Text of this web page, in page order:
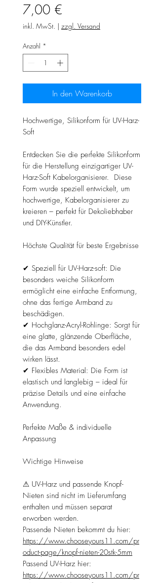
7,00 €
inkl. MwSt. | zzgl. Versand
Anzahl *
In den Warenkorb
Hochwertige, Silikonform für UV-Harz-
Soft
Entdecken Sie die perfekte Silikonform
für die Herstellung einzigartiger UV-
Harz-Soft Kabelorganisierer. Diese
Form wurde speziell entwickelt, um
hochwertige, Kabelorganisierer zu
kreieren – perfekt für Dekoliebhaber
und DIY-Künstler.
Höchste Qualität für beste Ergebnisse
✔ Speziell für UV-Harz-soft: Die
besonders weiche Silikonform
ermöglicht eine einfache Entformung,
ohne das fertige Armband zu
beschädigen.
✔ Hochglanz-Acryl-Rohlinge: Sorgt für
eine glatte, glänzende Oberfläche,
die das Armband besonders edel
wirken lässt.
✔ Flexibles Material: Die Form ist
elastisch und langlebig – ideal für
präzise Details und eine einfache
Anwendung.
Perfekte Maße & individuelle
Anpassung
Wichtige Hinweise
⚠ UV-Harz und passende Knopf-
Nieten sind nicht im Lieferumfang
enthalten und müssen separat
erworben werden.
Passende Nieten bekommt du hier:
https://www.chooseyours11.com/pr
oduct-page/knopf-nieten-20stk-5mm
Passend UV-Harz hier:
https://www.chooseyours11.com/pr